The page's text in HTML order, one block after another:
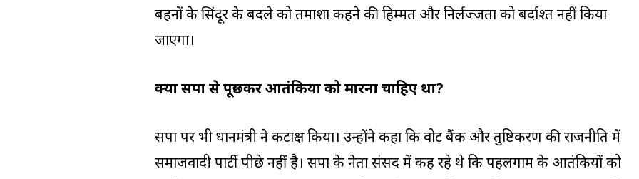
बहनों के सिंदूर के बदले को तमाशा कहने की हिम्मत और निर्लज्जता को बर्दाश्त नहीं किया
जाएगा।
क्या सपा से पूछकर आतंकियों को मारना चाहिए था?
सपा पर भी प्रधानमंत्री ने कटाक्ष किया। उन्होंने कहा कि वोट बैंक और तुष्टिकरण की राजनीति में
समाजवादी पार्टी पीछे नहीं है। सपा के नेता संसद में कह रहे थे कि पहलगाम के आतंकियों को